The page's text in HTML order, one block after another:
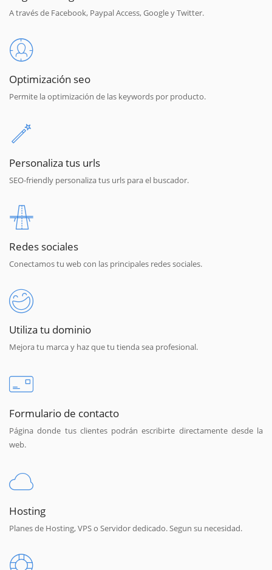
A través de Facebook, Paypal Access, Google y Twitter.
Optimización seo
Permite la optimización de las keywords por producto.
Personaliza tus urls
SEO-friendly personaliza tus urls para el buscador.
Redes sociales
Conectamos tu web con las principales redes sociales.
Utiliza tu dominio
Mejora tu marca y haz que tu tienda sea profesional.
Formulario de contacto
Página donde tus clientes podrán escribirte directamente desde la
web.
Hosting
Planes de Hosting, VPS o Servidor dedicado. Segun su necesidad.